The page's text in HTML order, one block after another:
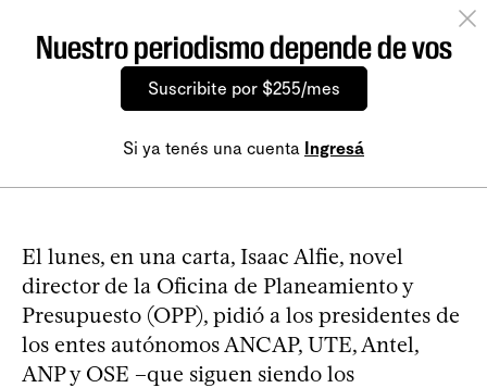
Nuestro periodismo depende de vos
Suscribite por $255/mes
Si ya tenés una cuenta Ingresá
El lunes, en una carta, Isaac Alfie, novel
director de la Oficina de Planeamiento y
Presupuesto (OPP), pidió a los presidentes de
los entes autónomos ANCAP, UTE, Antel,
ANP y OSE –que siguen siendo los